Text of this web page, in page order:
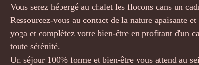
Vous serez hébergé au chalet les flocons dans un
Ressourcez-vous au contact de la nature apaisante
yoga et complétez votre bien-être en profitant d'un
toute sérénité.
Un séjour 100% forme et bien-être vous attend au